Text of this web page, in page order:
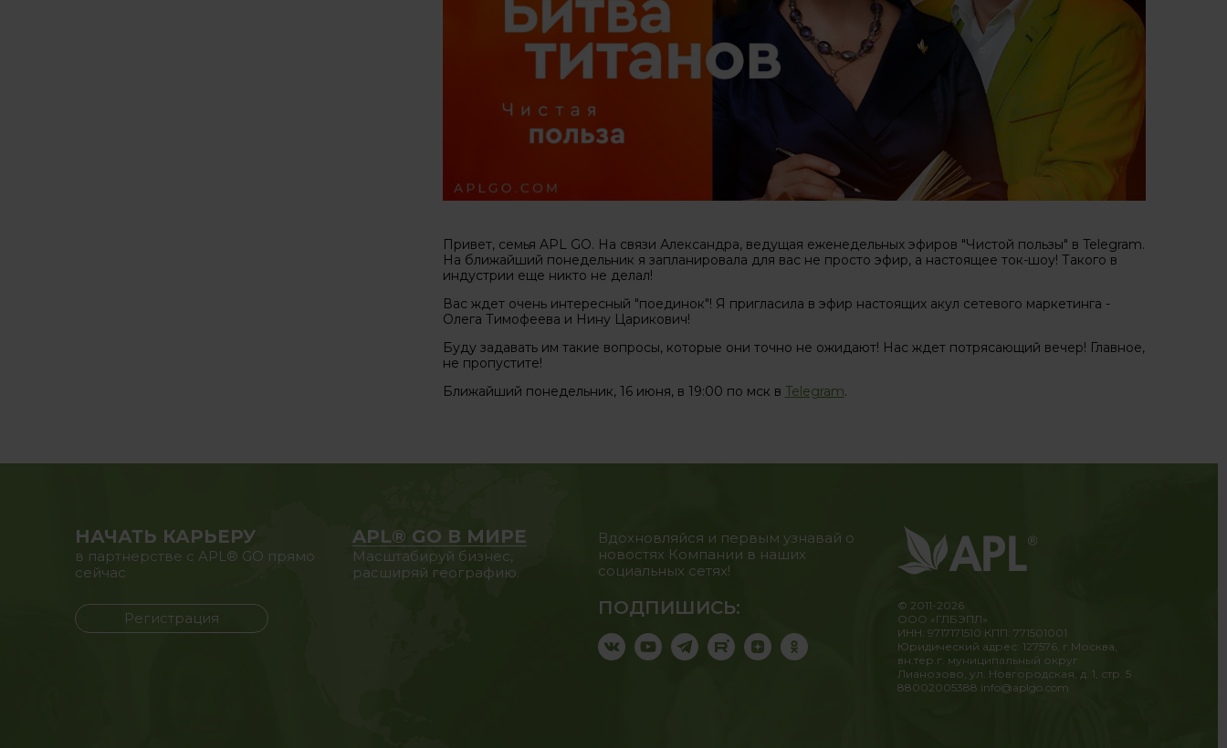
Привет, семья APL GO. На связи Александра, ведущая еженедельных эфиров "Чистой пользы" в Telegram.
На ближайший понедельник я запланировала для вас не просто эфир, а настоящее ток-шоу! Такого в
индустрии еще никто не делал!
Вас ждет очень интересный "поединок"! Я пригласила в эфир настоящих акул сетевого маркетинга -
Олега Тимофеева и Нину Царикович!
Буду задавать им такие вопросы, которые они точно не ожидают! Нас ждет потрясающий вечер! Главное,
не пропустите!
Ближайший понедельник, 16 июня, в 19:00 по мск в Telegram.
НАЧАТЬ КАРЬЕРУ
в партнерстве с APL® GO прямо
сейчас
Регистрация
APL® GO В МИРЕ
Масштабируй бизнес,
расширяй географию.
Вдохновляйся и первым узнавай о
новостях Компании в наших
социальных сетях!
ПОДПИШИСЬ:
© 2011-2026
ООО «ГЛБЭПЛ»
ИНН: 9717171510 КПП: 771501001
Юридический адрес: 127576, г.Москва,
вн.тер.г. муниципальный округ
Лианозово, ул. Новгородская, д. 1, стр. 5
88002005388 info@aplgo.com